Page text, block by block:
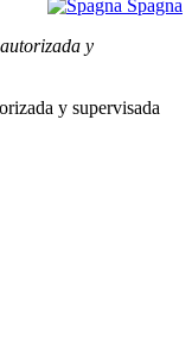
Spagna
y
y supervisada